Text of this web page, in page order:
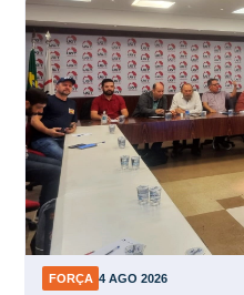
FORÇA 4 AGO 2026